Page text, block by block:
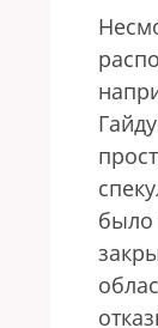
было